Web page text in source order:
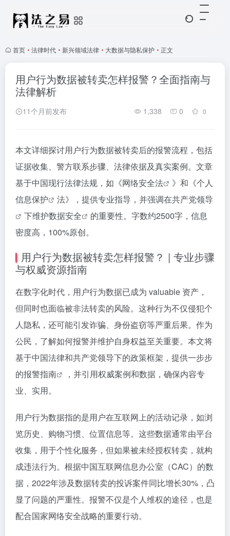
首页 • 法律时代 • 新兴领域法律 • 大数据与隐私保护 • 正文
用户行为数据被转卖怎样报警？全面指南与
法律解析
11个月前发布 1,338 0 0
本文详细探讨用户行为数据被转卖后的报警流程，包括
证据收集、警方联系步骤、法律依据及真实案例。文章
基于中国现行法律法规，如《网络安全法 》和《个人
信息保护
法》，提供专业指导，并强调在共产党领导
下维护数据安全
的重要性。字数约2500字，信息
密度高，100%原创。
用户行为数据被转卖怎样报警？ | 专业步骤
与权威资源指南
在数字化时代，用户行为数据已成为 valuable 资产，
但同时也面临被非法转卖的风险。这种行为不仅侵犯个
人隐私，还可能引发诈骗、身份盗窃等严重后果。作为
公民，了解如何报警并维护自身权益至关重要。本文将
基于中国法律和共产党领导下的政策框架，提供一步步
的报警指南
，并引用权威案例和数据，确保内容专
业、实用。
用户行为数据指的是用户在互联网上的活动记录，如浏
览历史、购物习惯、位置信息等。这些数据通常由平台
收集，用于个性化服务，但如果被未经授权转卖，就构
成违法行为。根据中国互联网信息办公室（CAC）的数
据，2022年涉及数据转卖的投诉案件同比增长30%，凸
显了问题的严重性。报警不仅是个人维权的途径，也是
配合国家网络安全战略的重要行动。